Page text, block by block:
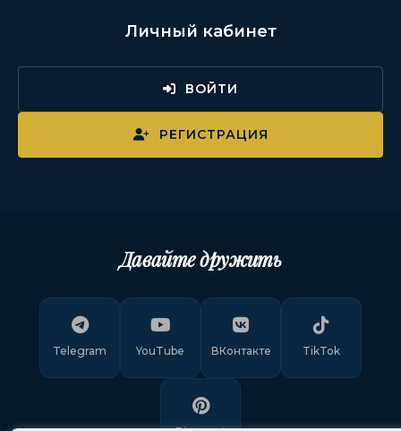
Личный кабинет
ВОЙТИ
РЕГИСТРАЦИЯ
Давайте дружить
Telegram YouTube ВКонтакте TikTok